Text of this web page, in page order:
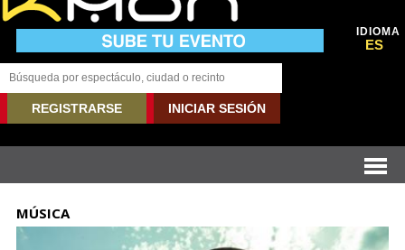
IDIOMA
ES
REGISTRARSE INICIAR SESIÓN
MÚSICA